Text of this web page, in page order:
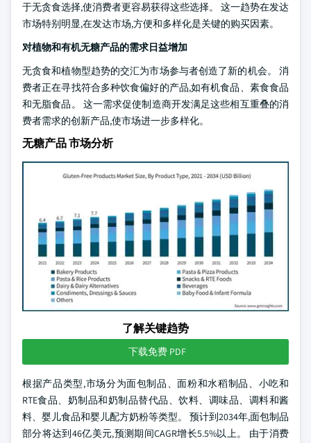
于无贪食选择,使消费者更容易获得这些选择。 这一趋势在发达
市场特别明显,在发达市场,方便和多样化是关键的购买因素。
对植物和有机无糖产品的需求日益增加
无贪食和植物型趋势的交汇为市场参与者创造了新的机会。 消
费者正在寻找符合多种饮食偏好的产品,如有机食品、素食食品
和无脂食品。 这一需求促使制造商开发满足这些相互重叠的消
费者需求的创新产品,使市场进一步多样化。
无糖产品 市场分析
了解关键趋势
下载免费 PDF
根据产品类型,市场分为面包制品、面粉和水稻制品、小吃和
RTE食品、奶制品和奶制品替代品、饮料、调味品、调料和酱
料、婴儿食品和婴儿配方奶粉等类型。 预计到2034年,面包制品
部分将达到46亿美元,预测期间CAGR增长5.5%以上。 由于消费